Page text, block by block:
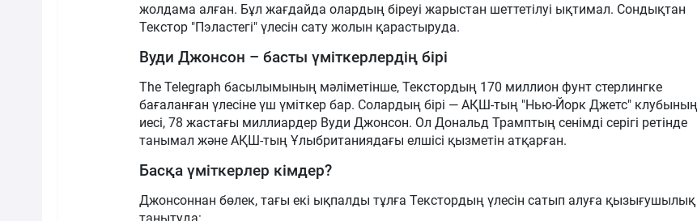
жолдама алған. Бұл жағдайда олардың біреуі жарыстан шеттетілуі ықтимал. Сондықтан
Текстор "Пэластегі" үлесін сату жолын қарастыруда.
Вуди Джонсон – басты үміткерлердің бірі
The Telegraph басылымының мәліметінше, Текстордың 170 миллион фунт стерлингке
бағаланған үлесіне үш үміткер бар. Солардың бірі — АҚШ-тың "Нью-Йорк Джетс" клубының
иесі, 78 жастағы миллиардер Вуди Джонсон. Ол Дональд Трамптың сенімді серігі ретінде
танымал және АҚШ-тың Ұлыбританиядағы елшісі қызметін атқарған.
Басқа үміткерлер кімдер?
Джонсоннан бөлек, тағы екі ықпалды тұлға Текстордың үлесін сатып алуға қызығушылық
танытуда: